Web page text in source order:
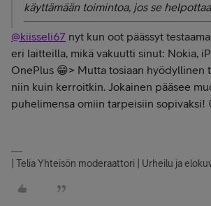
käyttämään toimintoa, jos se
@kiisseli67 nyt kun oot päässyt
eri laitteilla, mikä vakuutti sinut: Nokia,
OnePlus 😁> Mutta tosiaan hyödyllinen
niin kuin kerroitkin. Jokainen pääsee
puhelimensa omiin tarpeisiin sopivaksi!
| Telia Yhteisön moderaattori | Urheilu ja